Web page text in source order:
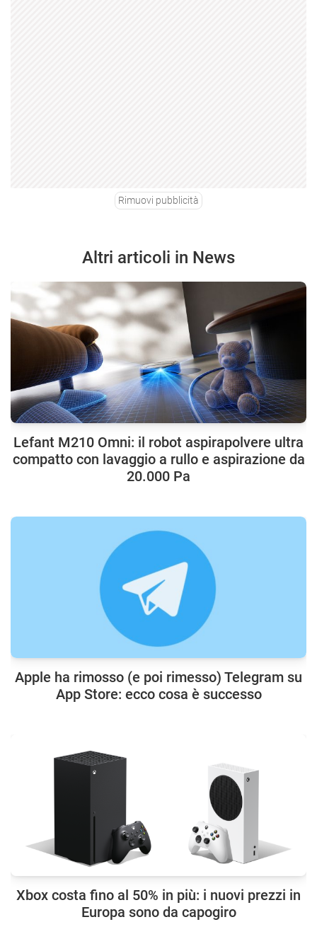
Rimuovi pubblicità
Altri articoli in News
Lefant M210 Omni: il robot aspirapolvere ultra
compatto con lavaggio a rullo e aspirazione da
20.000 Pa
Apple ha rimosso (e poi rimesso) Telegram su
App Store: ecco cosa è successo
Xbox costa fino al 50% in più: i nuovi prezzi in
Europa sono da capogiro